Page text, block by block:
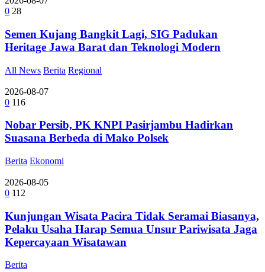
0 28
Semen Kujang Bangkit Lagi, SIG Padukan
Heritage Jawa Barat dan Teknologi Modern
All News Berita Regional
2026-08-07
0 116
Nobar Persib, PK KNPI Pasirjambu Hadirkan
Suasana Berbeda di Mako Polsek
Berita Ekonomi
2026-08-05
0 112
Kunjungan Wisata Pacira Tidak Seramai Biasanya,
Pelaku Usaha Harap Semua Unsur Pariwisata Jaga
Kepercayaan Wisatawan
Berita